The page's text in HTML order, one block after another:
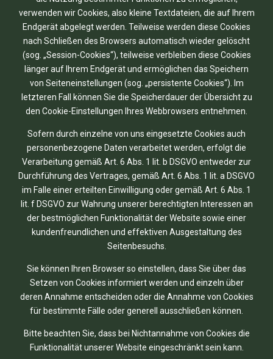
verwenden wir Cookies, also kleine Textdateien, die auf Ihrem
Endgerät abgelegt werden. Teilweise werden diese Cookies
nach Schließen des Browsers automatisch wieder gelöscht
(sog. „Session-Cookies“), teilweise verbleiben diese Cookies
länger auf Ihrem Endgerät und ermöglichen das Speichern
von Seiteneinstellungen (sog. „persistente Cookies“). Im
letzteren Fall können Sie die Speicherdauer der Übersicht zu
den Cookie-Einstellungen Ihres Webbrowsers entnehmen.
Sofern durch einzelne von uns eingesetzte Cookies auch
personenbezogene Daten verarbeitet werden, erfolgt die
Verarbeitung gemäß Art. 6 Abs. 1 lit. b DSGVO entweder zur
Durchführung des Vertrages, gemäß Art. 6 Abs. 1 lit. a DSGVO
im Falle einer erteilten Einwilligung oder gemäß Art. 6 Abs. 1
lit. f DSGVO zur Wahrung unserer berechtigten Interessen an
der bestmöglichen Funktionalität der Website sowie einer
kundenfreundlichen und effektiven Ausgestaltung des
Seitenbesuchs.
Sie können Ihren Browser so einstellen, dass Sie über das
Setzen von Cookies informiert werden und einzeln über
deren Annahme entscheiden oder die Annahme von Cookies
für bestimmte Fälle oder generell ausschließen können.
Bitte beachten Sie, dass bei Nichtannahme von Cookies die
Funktionalität unserer Website eingeschränkt sein kann.